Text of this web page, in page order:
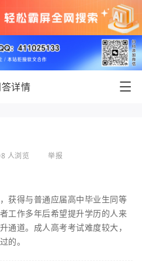
详情
人浏览
举报
获得与普通应届高中毕业生同等
工作多年后希望提升学历的人来
通道。成人高考考试难度较大，
的。